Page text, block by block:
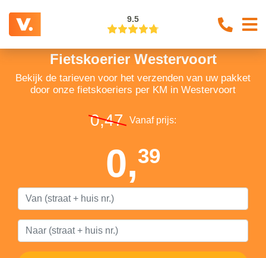
9.5
Fietskoerier Westervoort
Bekijk de tarieven voor het verzenden van uw pakket
door onze fietskoeriers per KM in Westervoort
0,47 Vanaf prijs:
0,39